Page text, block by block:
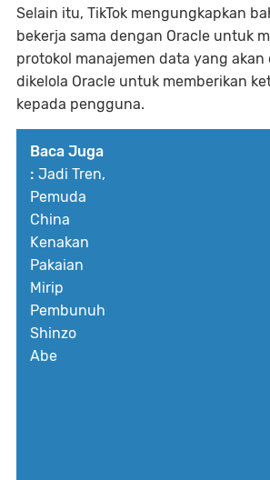
Selain itu, TikTok mengungkapkan
bekerja sama dengan Oracle untuk
protokol manajemen data yang
dikelola Oracle untuk memberikan
kepada pengguna.
Baca Juga
: Jadi Tren,
Pemuda
China
Kenakan
Pakaian
Mirip
Pembunuh
Shinzo
Abe